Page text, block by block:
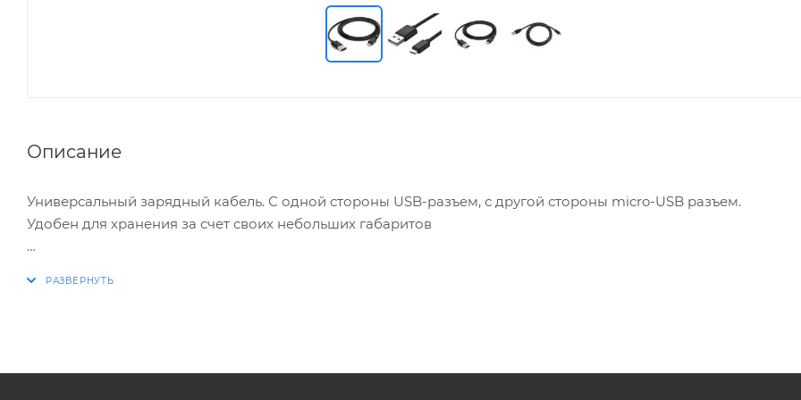
Описание
Универсальный зарядный кабель. С одной стороны USB-разъем, с другой стороны micro-USB разъем.
Удобен для хранения за счет своих небольших габаритов